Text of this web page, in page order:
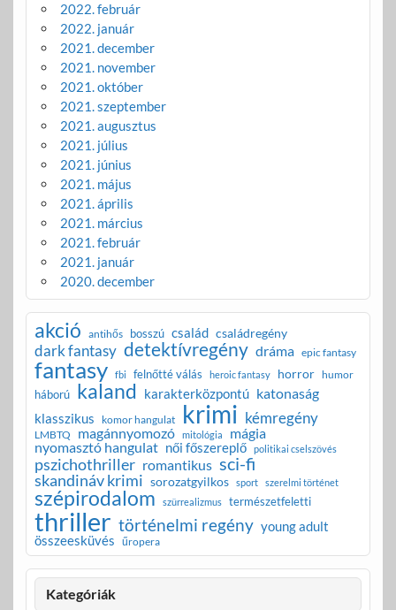
2022. február
2022. január
2021. december
2021. november
2021. október
2021. szeptember
2021. augusztus
2021. július
2021. június
2021. május
2021. április
2021. március
2021. február
2021. január
2020. december
akció antihős bosszú család családregény
dark fantasy detektívregény dráma epic fantasy
fantasy fbi felnőtté válás heroic fantasy horror humor
háború kaland karakterközpontú katonaság
klasszikus komor hangulat krimi kémregény
LMBTQ magánnyomozó mitológia mágia
nyomasztó hangulat női főszereplő politikai cselszövés
pszichothriller romantikus sci-fi
skandináv krimi sorozatgyilkos sport szerelmi történet
szépirodalom szürrealizmus természetfeletti
thriller történelmi regény young adult
összeesküvés űropera
Kategóriák